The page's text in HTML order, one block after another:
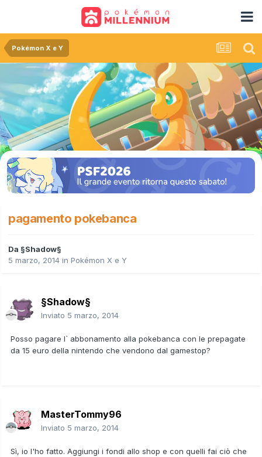
Pokémon X e Y
pagamento pokebanca
Da §Shadow§
5 marzo, 2014 in Pokémon X e Y
§Shadow§
Inviato 5 marzo, 2014
Posso pagare l` abbonamento alla pokebanca con le prepagate
da 15 euro della nintendo che vendono dal gamestop?
MasterTommy96
Inviato 5 marzo, 2014
Sì, io l'ho fatto. Aggiungi i fondi allo shop e con quelli fai ciò che